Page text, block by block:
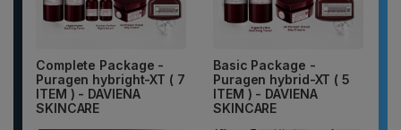
Complete Package -
Puragen hybright-XT ( 7
ITEM ) - DAVIENA
SKINCARE
Basic Package -
Puragen hybrid-XT ( 5
ITEM ) - DAVIENA
SKINCARE